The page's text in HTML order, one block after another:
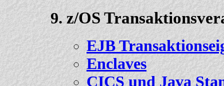
z/OS
EJB
Enclaves
CICS und Java